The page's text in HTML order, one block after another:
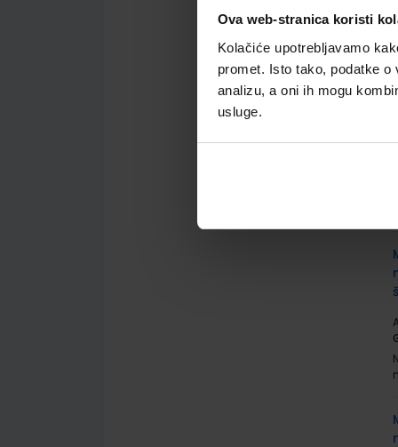
Ova web-stranica koristi
Kolačiće upotrebljavamo
promet. Isto tako, podatke
analizu, a oni ih mogu
usluge.